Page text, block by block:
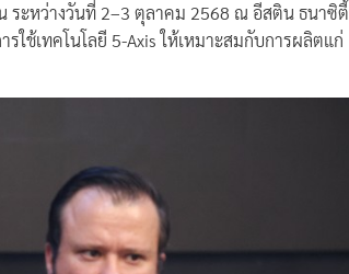
ระหว่างวันที่ 2–3 ตุลาคม 2568 ณ อีสติน ธนาซิตี้
ช้เทคโนโลยี 5-Axis ให้เหมาะสมกับการผลิตแก่